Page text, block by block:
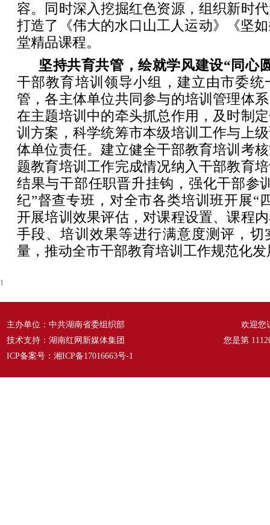
容。同时深入挖掘红色资源，组织新时
打造了《伟大的水口山工人运动》《坚
堂精品课程。
坚持共育共管，绘就学风建设“同心
干部教育培训领导小组，建立由市委统
管，各主体单位共同参与的培训管理体
在主题培训中的牵头抓总作用，及时制
训方案，科学统筹市本级培训工作与上
体单位责任。建立健全干部教育培训考
题教育培训工作完成情况纳入干部教育
结果与干部任职晋升挂钩，强化干部参
纪”督查专班，对全市各类培训班开展“
开展培训效果评估，对课程设置、课程
手段、培训效果等进行满意度测评，切
量，推动全市干部教育培训工作规范化发
1
主办单位：中共湖南省委组织部
技术支持：湖南红网新媒体集团
ICP备案号： 湘ICP备17016663号-1
欢迎您
您是第